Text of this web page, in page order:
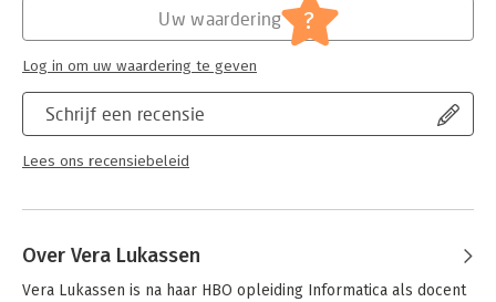
Schrijf een recensie
Lees ons recensiebeleid
Uw waardering ?
Log in om uw waardering te geven
Over Vera Lukassen
Vera Lukassen is na haar HBO opleiding Informatica als docent